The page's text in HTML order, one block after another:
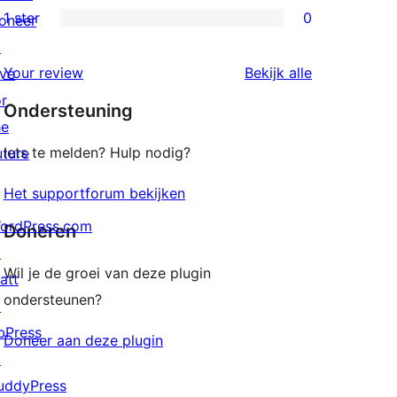
beoordeling
2
beoordeling
0
sterren
beoordeling
1 ster 0
Your review Bekijk alle
Ondersteuning
Iets te melden? Hulp nodig?
Het supportforum bekijken
Doneren
Wil je de groei van deze plugin
ondersteunen?
Doneer aan deze plugin